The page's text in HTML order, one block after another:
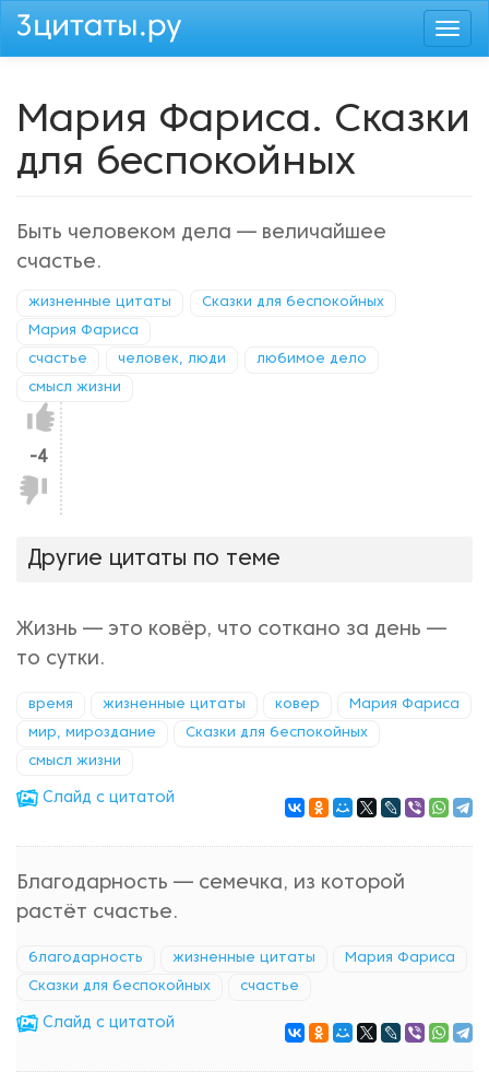
Перейти
Мария Фариса. Сказки
для беспокойных
Быть человеком дела — величайшее
счастье.
жизненные цитаты Сказки для беспокойных
Мария Фариса
счастье человек, люди любимое дело
смысл жизни
Нравится!
-4
Не
нравится!
Другие цитаты по теме
Жизнь — это ковёр, что соткано за день —
то сутки.
время жизненные цитаты ковер Мария Фариса
мир, мироздание Сказки для беспокойных
смысл жизни
Cлайд с цитатой
Благодарность — семечка, из которой
растёт счастье.
благодарность жизненные цитаты Мария Фариса
Сказки для беспокойных счастье
Cлайд с цитатой